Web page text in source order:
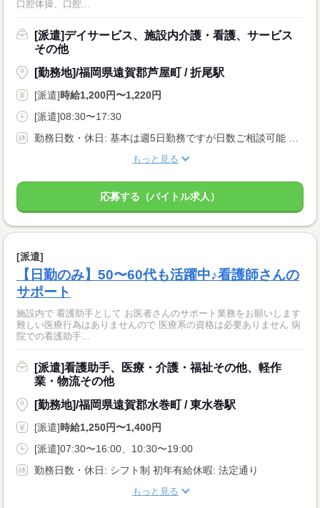
口腔体操、口腔...
[派遣]デイサービス、施設内介護・看護、サービス
その他
[勤務地]/福岡県遠賀郡芦屋町 / 折尾駅
[派遣]時給1,200円〜1,220円
[派遣]08:30〜17:30
もっと見る
応募する（バイトル求人）
[派遣]
【日勤のみ】50〜60代も活躍中♪看護師さんの
サポート
施設内で 看護助手として お医者さんのサポート業務をお願いします
難しい医療行為はありませんので 医療系の資格は必要ありません 病
院での看護助手...
[派遣]看護助手、医療・介護・福祉その他、軽作
業・物流その他
[勤務地]/福岡県遠賀郡水巻町 / 東水巻駅
[派遣]時給1,250円〜1,400円
[派遣]07:30〜16:00、10:30〜19:00
勤務日数・休日: シフト制 初年有給休暇: 法定通り
もっと見る